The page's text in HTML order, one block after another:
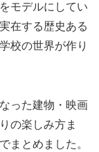
モデルにしてい
在する歴史ある
校の世界が作り
った建物・映画
の楽しみ方ま
まとめました。